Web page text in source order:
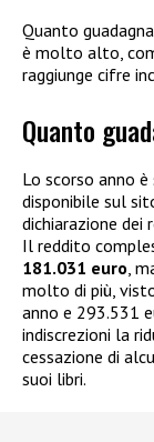
Quanto
è molto alto,
raggiunge cifre
Quanto
Lo scorso anno
disponibile sul
dichiarazione dei
Il reddito
181.031 euro,
molto di più,
anno e 293.531
indiscrezioni la
cessazione di
suoi libri.